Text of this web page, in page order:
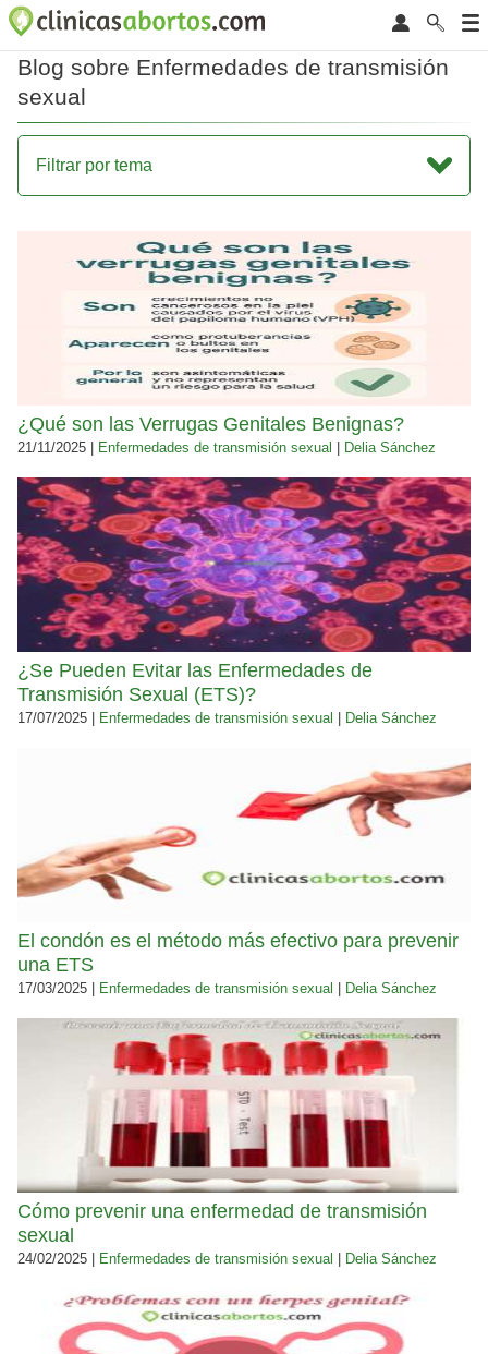
Blog sobre Enfermedades de transmisión
sexual
Filtrar por tema
¿Qué son las Verrugas Genitales Benignas?
21/11/2025 | Enfermedades de transmisión sexual Delia Sánchez
¿Se Pueden Evitar las Enfermedades de
Transmisión Sexual (ETS)?
17/07/2025 | Enfermedades de transmisión sexual Delia Sánchez
El condón es el método más efectivo para prevenir
una ETS
17/03/2025 | Enfermedades de transmisión sexual Delia Sánchez
Cómo prevenir una enfermedad de transmisión
sexual
24/02/2025 | Enfermedades de transmisión sexual Delia Sánchez